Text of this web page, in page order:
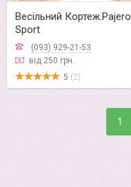
Весільний Кортеж.Pajero
Sport
(093) 929-21-53
від 250 грн.
5 (2)
1